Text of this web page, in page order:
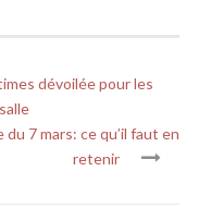
dévoilée pour les
7 mars: ce qu’il faut en
retenir